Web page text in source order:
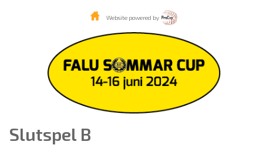
Website powered by
Slutspel B